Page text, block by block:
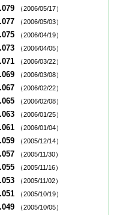
（2006/05/17）
（2006/05/03）
（2006/04/19）
（2006/04/05）
（2006/03/22）
（2006/03/08）
（2006/02/22）
（2006/02/08）
（2006/01/25）
（2006/01/04）
（2005/12/14）
（2005/11/30）
（2005/11/16）
（2005/11/02）
（2005/10/19）
（2005/10/05）